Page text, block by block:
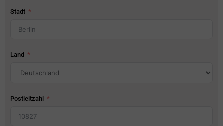
Stadt
Land
Postleitzahl